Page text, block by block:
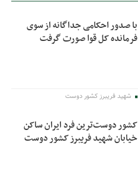
با صدور احکامی جداگانه از سوی
فرمانده کل قوا صورت گرفت
شهید فریبرز کشور دوست
کشور دوست‌ترین فرد ایران ساکن
خیابان شهید فریبرز کشور دوست